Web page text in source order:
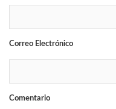
Correo Electrónico
Comentario